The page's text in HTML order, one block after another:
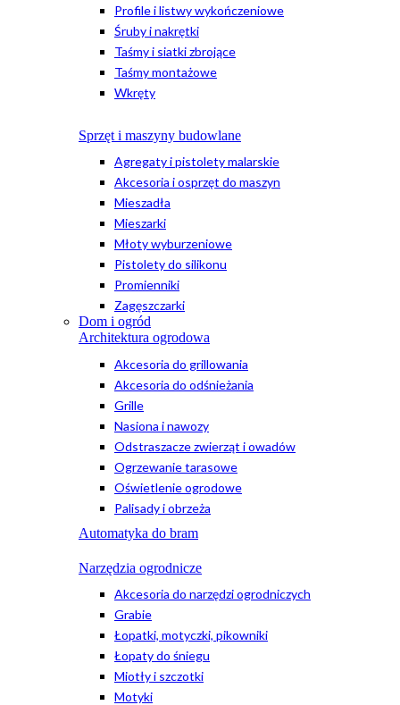
Profile i listwy wykończeniowe
Śruby i nakrętki
Taśmy i siatki zbrojące
Taśmy montażowe
Wkręty
Sprzęt i maszyny budowlane
Agregaty i pistolety malarskie
Akcesoria i osprzęt do maszyn
Mieszadła
Mieszarki
Młoty wyburzeniowe
Pistolety do silikonu
Promienniki
Zagęszczarki
Dom i ogród
Architektura ogrodowa
Akcesoria do grillowania
Akcesoria do odśnieżania
Grille
Nasiona i nawozy
Odstraszacze zwierząt i owadów
Ogrzewanie tarasowe
Oświetlenie ogrodowe
Palisady i obrzeża
Automatyka do bram
Narzędzia ogrodnicze
Akcesoria do narzędzi ogrodniczych
Grabie
Łopatki, motyczki, pikowniki
Łopaty do śniegu
Miotły i szczotki
Motyki